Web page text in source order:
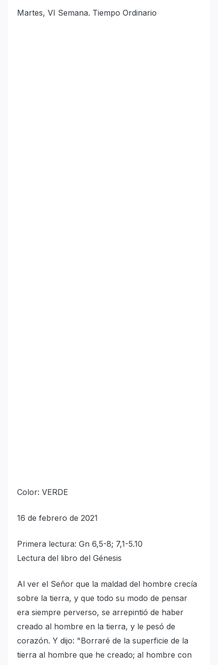
Martes, VI Semana. Tiempo Ordinario
Color: VERDE
16 de febrero de 2021
Primera lectura: Gn 6,5-8; 7,1-5.10
Lectura del libro del Génesis
Al ver el Señor que la maldad del hombre crecía
sobre la tierra, y que todo su modo de pensar
era siempre perverso, se arrepintió de haber
creado al hombre en la tierra, y le pesó de
corazón. Y dijo: "Borraré de la superficie de la
tierra al hombre que he creado; al hombre con